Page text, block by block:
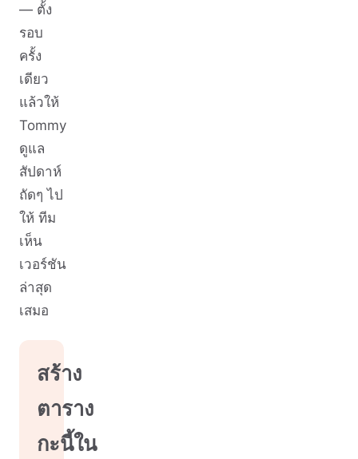
— ตั้ง
รอบ
ครั้ง
เดียว
แล้วให้
Tommy
ดูแล
สัปดาห์
ถัดๆ ไป
ให้ ทีม
เห็น
เวอร์ชัน
ล่าสุด
เสมอ
สร้าง
ตาราง
กะนี้ใน